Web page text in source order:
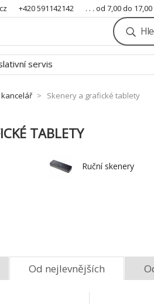
+420 591142142 . . . od 7,00 do
servis
Skenery a grafické tablety
TABLETY
Ruční skenery
Od nejlevnějších